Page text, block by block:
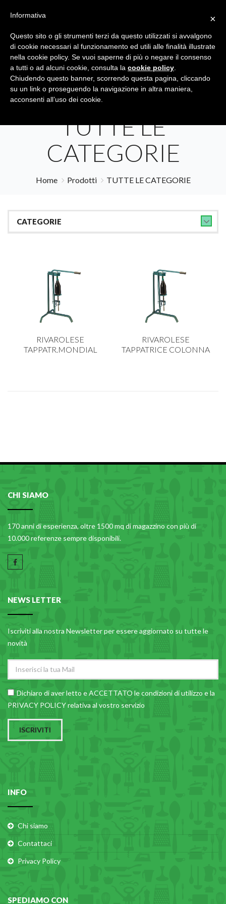
Tutte le categorie Cerca
TUTTE LE
CATEGORIE
Home Prodotti TUTTE LE CATEGORIE
CATEGORIE
ACCESSORI TAVOLA
ACCESSORI VETRO
BILANCE
COTTURA
FIORI ARTIFICIALI
FONDUES E PIETRE OLLARI
IL COCCIO
LA PASTA
LEGNO
OGGETTISTICA
OMBRELLI
PASTICCERIA
PICCOLI ELETTRODOMESTICI
PLASTICA IN CUCINA
PORCELLANA
PULIZIA E IGIENE
TENDI E STIRA
ZERBINI
RIVAROLESE
TAPPATR.MONDIAL
RIVAROLESE
TAPPATRICE COLONNA
CHI SIAMO
170 anni di esperienza, oltre 1500 mq di magazzino con più di
10.000 referenze sempre disponibili.
NEWS LETTER
Iscriviti alla nostra Newsletter per essere aggiornato su tutte le
novità
Dichiaro di aver letto e ACCETTATO lecondizioni di utilizzo e la
PRIVACY POLICY relativa al vostro servizio
ISCRIVITI
INFO
Chi siamo
Contattaci
Privacy Policy
SPEDIAMO CON
×
Informativa
Questo sito o gli strumenti terzi da questo utilizzati si avvalgono
di cookie necessari al funzionamento ed utili alle finalità illustrate
nella cookie policy. Se vuoi saperne di più o negare il consenso
a tutti o ad alcuni cookie, consulta la cookie policy
Chiudendo questo banner, scorrendo questa pagina, cliccando
su un link o proseguendo la navigazione in altra maniera,
acconsenti all’uso dei cookie.